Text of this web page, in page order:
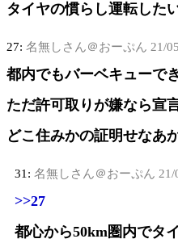
タイヤの慣らし運転した
27: 名無しさん＠おーぷん 21/
都内でもバーベキューで
ただ許可取りが嫌なら宣
どこ住みかの証明せなあ
31: 名無しさん＠おーぷん 21/
>>27
都心から50km圏内でタ